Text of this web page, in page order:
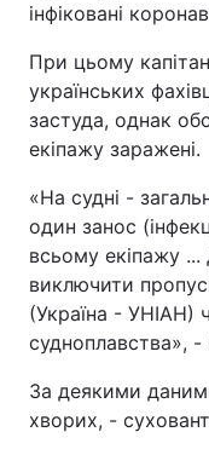
інфіковані
При цьому
українських
застуда, однак
екіпажу заражені.
«На судні -
один занос
всьому екіпажу
виключити
(Україна - УНІАН)
судноплавства», -
За деякими
хворих, -